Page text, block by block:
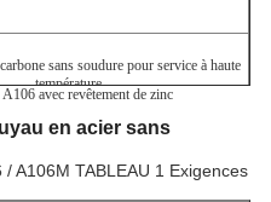
sans soudure pour service à haute
température
en acier sans
A106M TABLEAU 1 Exigences